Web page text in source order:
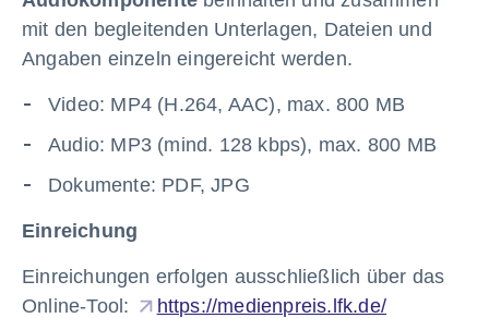
mit den begleitenden Unterlagen, Dateien und
Angaben einzeln eingereicht werden.
Video: MP4 (H.264, AAC), max. 800 MB
Audio: MP3 (mind. 128 kbps), max. 800 MB
Dokumente: PDF, JPG
Einreichung
Einreichungen erfolgen ausschließlich über das
Online-Tool:
https://medienpreis.lfk.de/